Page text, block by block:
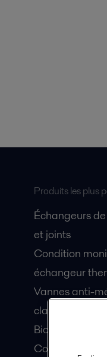
Produits les plus
Échangeurs
et joints
Condition
échangeur
Vannes anti-
clapet Unique
Bioréacteurs à
Condition